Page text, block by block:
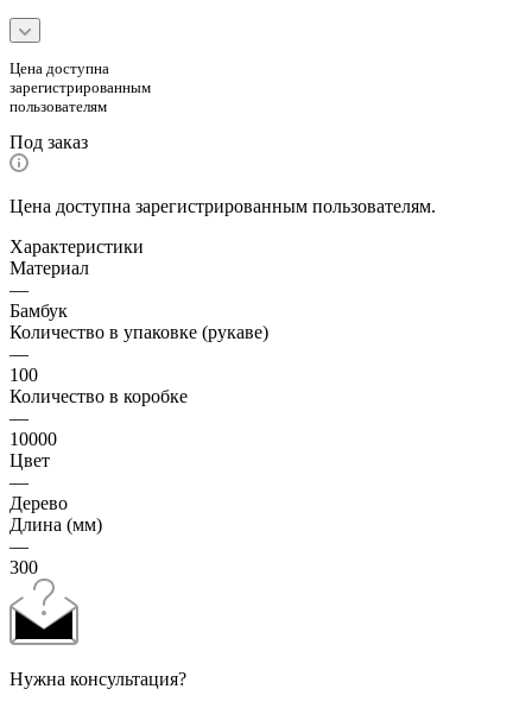
Цена доступна
зарегистрированным
пользователям
Под заказ
Цена доступна зарегистрированным пользователям.
Характеристики
Материал
—
Бамбук
Количество в упаковке (рукаве)
—
100
Количество в коробке
—
10000
Цвет
—
Дерево
Длина (мм)
—
300
Нужна консультация?